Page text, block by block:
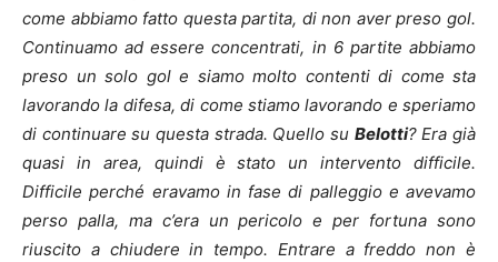
come abbiamo fatto questa partita, di non aver preso gol.
Continuamo ad essere concentrati, in 6 partite abbiamo
preso un solo gol e siamo molto contenti di come sta
lavorando la difesa, di come stiamo lavorando e speriamo
di continuare su questa strada. Quello su Belotti? Era già
quasi in area, quindi è stato un intervento difficile.
Difficile perché eravamo in fase di palleggio e avevamo
perso palla, ma c’era un pericolo e per fortuna sono
riuscito a chiudere in tempo. Entrare a freddo non è